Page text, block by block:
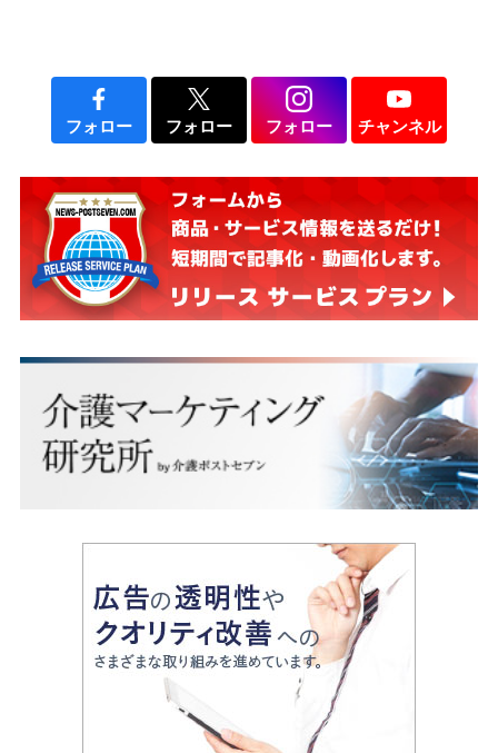
フォロー フォロー フォロー チャンネル